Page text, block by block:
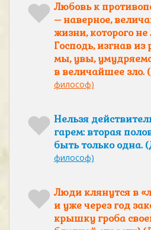
Любовь к
– наверное,
жизни, которого
Господь, изгнав из
мы, увы,
в величайшее зло.
философ)
Нельзя
гарем: вторая
быть только одна.
философ)
Люди клянутся в
и уже через год
крышку гроба